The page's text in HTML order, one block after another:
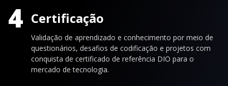
4 Certificação
Validação de aprendizado e conhecimento por meio de
questionários, desafios de codificação e projetos com
conquista de certificado de referência DIO para o
mercado de tecnologia.